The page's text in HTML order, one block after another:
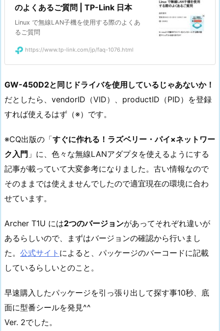
のよくあるご質問 | TP-Link 日本
Linux で無線LAN子機を使用する際のよくあ
るご質問
https://www.tp-link.com/jp/faq-1076.html
GW-450D2と同じドライバを使用しているじゃあないか！
だとしたら、vendorID（VID）、productID（PID）を登録
すれば使えるはず（※）です。
※CQ出版の「すぐに作れる！ラズベリー・パイ×ネットワー
ク入門 」に、色々な無線LANアダプタを使えるようにする
記事が載っていて大変参考になりました。古い情報なので
そのままでは使えませんでしたので適宜現在の環境に合わ
せています。
Archer T1U には2つのバージョンがあってそれぞれ違いが
あるらしいので、まずはバージョンの確認から行いまし
た。 公式サイト によると、パッケージのバーコードに記載
しているらしいとのこと。
早速購入したパッケージを引っ張り出して探す事10秒、底
面に型番シールを発見^^
Ver. 2でした。